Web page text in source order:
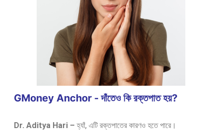
GMoney Anchor - দাঁতেও কি রক্তপাত হয়?
Dr. Aditya Hari –হ্যাঁ, এটি রক্তপাতের কারণও হতে পারে।